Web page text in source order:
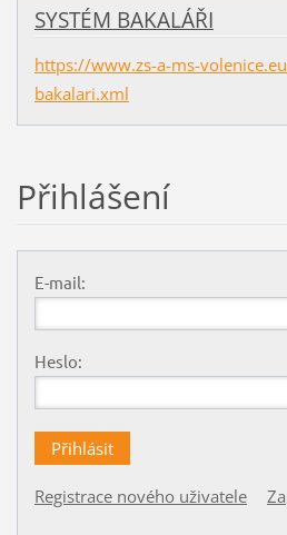
SYSTÉM BAKALÁŘI
https://www.zs-a-ms-
bakalari.xml
Přihlášení
E-mail:
Heslo:
Registrace nového uživatele